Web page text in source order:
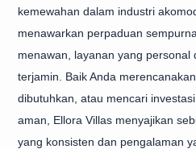
kemewahan dalam industri
menawarkan perpaduan
menawan, layanan yang personal
terjamin. Baik Anda
dibutuhkan, atau mencari
aman, Ellora Villas menyajikan
yang konsisten dan pengalaman